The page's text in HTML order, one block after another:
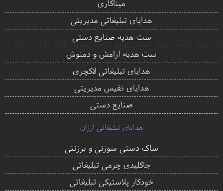
میناکاری
هدایای تبلیغاتی مدیریتی
ست هدیه صنایع دستی
ست هدیه آرامش و دمنوش
هدایای تبلیغاتی لاکچری
هدایای نفیس مدیریتی
صنایع دستی
هدایای تبلیغاتی ارزان
ساک دستی سوزنی و برزنتی
جاکلیدی چرمی تبلیغاتی
خودکار پلاستیکی تبلیغاتی